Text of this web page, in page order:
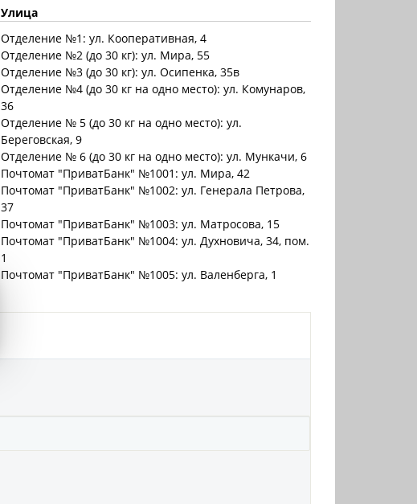
Улица
Отделение №1: ул. Кооперативная, 4
Отделение №2 (до 30 кг): ул. Мира, 55
Отделение №3 (до 30 кг): ул. Осипенка, 35в
Отделение №4 (до 30 кг на одно место): ул. Комунаров,
36
Отделение № 5 (до 30 кг на одно место): ул.
Береговская, 9
Отделение № 6 (до 30 кг на одно место): ул. Мункачи, 6
Почтомат "ПриватБанк" №1001: ул. Мира, 42
Почтомат "ПриватБанк" №1002: ул. Генерала Петрова,
37
Почтомат "ПриватБанк" №1003: ул. Матросова, 15
Почтомат "ПриватБанк" №1004: ул. Духновича, 34, пом.
1
Почтомат "ПриватБанк" №1005: ул. Валенберга, 1